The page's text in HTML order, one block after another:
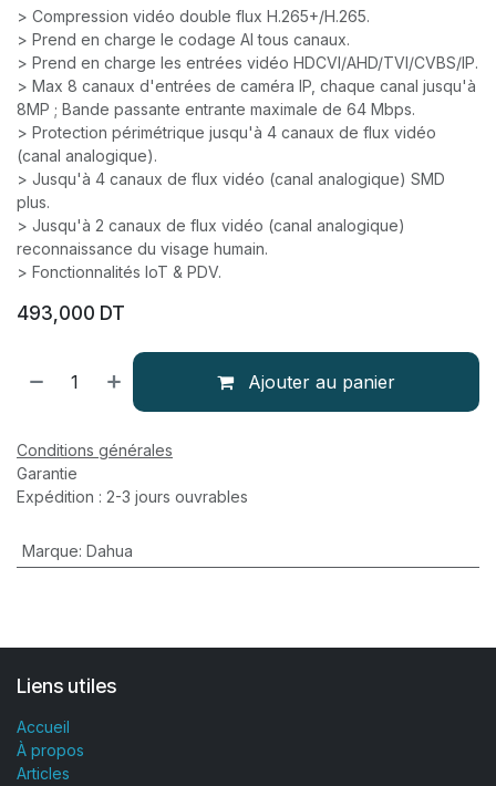
> Compression vidéo double flux H.265+/H.265.
> Prend en charge le codage AI tous canaux.
> Prend en charge les entrées vidéo HDCVI/AHD/TVI/CVBS/IP.
> Max 8 canaux d'entrées de caméra IP, chaque canal jusqu'à
8MP ; Bande passante entrante maximale de 64 Mbps.
> Protection périmétrique jusqu'à 4 canaux de flux vidéo
(canal analogique).
> Jusqu'à 4 canaux de flux vidéo (canal analogique) SMD
plus.
> Jusqu'à 2 canaux de flux vidéo (canal analogique)
reconnaissance du visage humain.
> Fonctionnalités IoT & PDV.
493,000 DT
Ajouter au panier
Conditions générales
Garantie
Expédition : 2-3 jours ouvrables
Marque: Dahua
Liens utiles
Accueil
À propos
Articles